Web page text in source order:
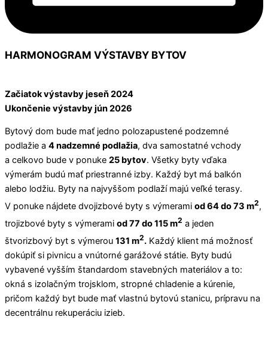
HARMONOGRAM VÝSTAVBY BYTOV
Začiatok výstavby jeseň 2024
Ukončenie výstavby jún 2026
Bytový dom bude mať jedno polozapustené podzemné
podlažie a 4 nadzemné podlažia, dva samostatné vchody
a celkovo bude v ponuke 25 bytov. Všetky byty vďaka
výmerám budú mať priestranné izby. Každý byt má balkón
alebo lodžiu. Byty na najvyššom podlaží majú veľké terasy.
V ponuke nájdete dvojizbové byty s výmerami od 64 do 73 m2,
trojizbové byty s výmerami od 77 do 115 m2 a jeden
štvorizbový byt s výmerou 131 m2. Každý klient má možnosť
dokúpiť si pivnicu a vnútorné garážové státie. Byty budú
vybavené vyšším štandardom stavebných materiálov a to:
okná s izolačným trojsklom, stropné chladenie a kúrenie,
pričom každý byt bude mať vlastnú bytovú stanicu, prípravu na
decentrálnu rekuperáciu izieb.